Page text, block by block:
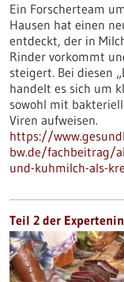
Ein Forscherteam
Hausen hat einen
entdeckt, der in
Rinder vorkommt
steigert. Bei diesen
handelt es sich um
sowohl mit
Viren aufweisen.
https://
bw.de/fachbeitrag/
und-kuhmilch-als-
Teil 2 der